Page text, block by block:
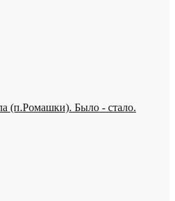
(п.Ромашки). Было - стало.